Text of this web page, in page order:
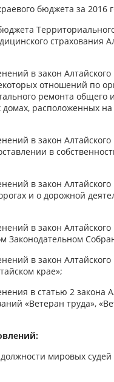
бюджета за 2016
страхования
в закон Алтайского
отношений по
ремонта общего
расположенных
в закон Алтайского
в
в закон Алтайского
и о дорожной
в закон Алтайского
Законодательном
в закон Алтайского
крае»;
в статью 2 закона
«Ветеран труда»,
мировых судей